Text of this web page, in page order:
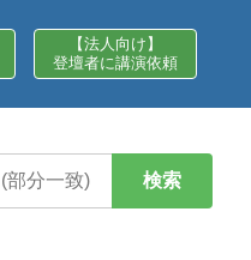
【法人向け】
登壇者に講演依頼
検索